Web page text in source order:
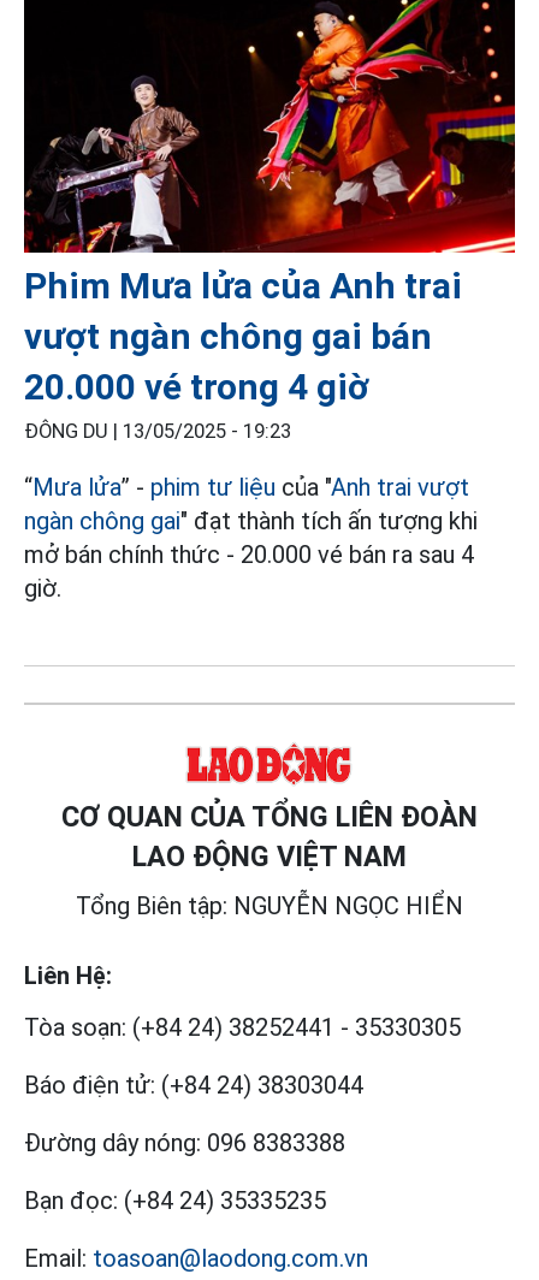
Phim Mưa lửa của Anh trai
vượt ngàn chông gai bán
20.000 vé trong 4 giờ
ĐÔNG DU | 13/05/2025 - 19:23
“Mưa lửa” - phim tư liệu của "Anh trai vượt
ngàn chông gai" đạt thành tích ấn tượng khi
mở bán chính thức - 20.000 vé bán ra sau 4
giờ.
CƠ QUAN CỦA TỔNG LIÊN ĐOÀN
LAO ĐỘNG VIỆT NAM
Tổng Biên tập: NGUYỄN NGỌC HIỂN
Liên Hệ:
Tòa soạn: (+84 24) 38252441 - 35330305
Báo điện tử: (+84 24) 38303044
Đường dây nóng: 096 8383388
Bạn đọc: (+84 24) 35335235
Email: toasoan@laodong.com.vn